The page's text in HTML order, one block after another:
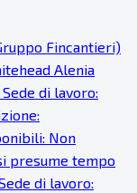
Fincantieri)
Alenia
di lavoro:
Non
presume tempo
di lavoro: